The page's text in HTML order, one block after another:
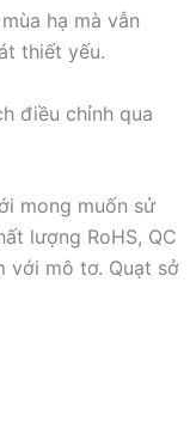
hạ mà vẫn
thiết yếu.
điều chỉnh qua
mong muốn sử
lượng RoHS, QC
với mô tơ. Quạt sở